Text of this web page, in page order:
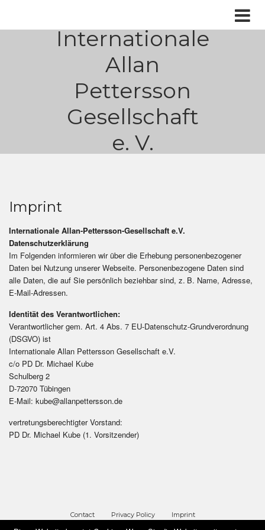
Internationale
Allan
Pettersson
Gesellschaft
e. V.
Imprint
Internationale Allan-Pettersson-Gesellschaft e.V.
Datenschutzerklärung
Im Folgenden informieren wir über die Erhebung personenbezogener
Daten bei Nutzung unserer Webseite. Personenbezogene Daten sind
alle Daten, die auf Sie persönlich beziehbar sind, z. B. Name, Adresse,
E-Mail-Adressen.
Identität des Verantwortlichen:
Verantwortlicher gem. Art. 4 Abs. 7 EU-Datenschutz-Grundverordnung
(DSGVO) ist
Internationale Allan Pettersson Gesellschaft e.V.
c/o PD Dr. Michael Kube
Schulberg 2
D-72070 Tübingen
E-Mail: kube@allanpettersson.de
vertretungsberechtigter Vorstand:
PD Dr. Michael Kube (1. Vorsitzender)
Contact Privacy Policy Imprint